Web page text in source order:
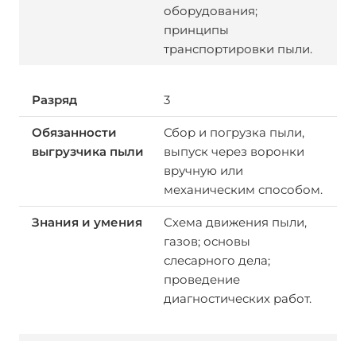
оборудования;
принципы
транспортировки пыли.
3
Сбор и погрузка пыли,
выпуск через воронки
вручную или
механическим способом.
Схема движения пыли,
газов; основы
слесарного дела;
проведение
диагностических работ.